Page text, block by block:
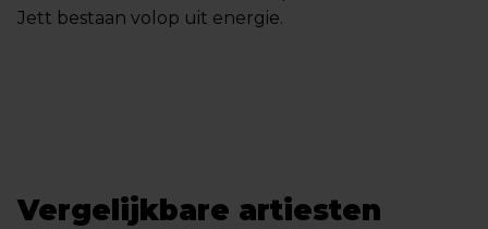
Jett bestaan volop uit energie.
Vergelijkbare artiesten